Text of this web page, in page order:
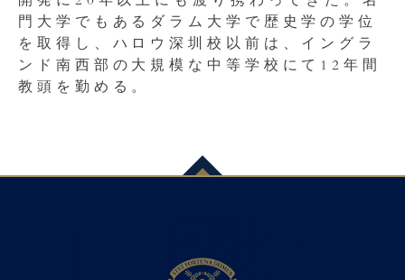
門大学でもあるダラム大学で歴史学の学位
を取得し、ハロウ深圳校以前は、イングラ
ンド南西部の大規模な中等学校にて12年間
教頭を勤める。